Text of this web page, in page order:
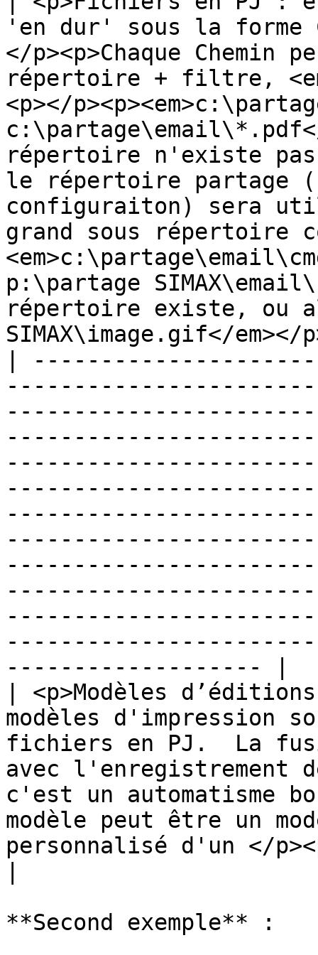
'en dur' sous la forme
</p><p>Chaque
répertoire + filtre,
<p></
c:\partage\email\*.pdf</
répertoire n'existe
le répertoire partage
configuraiton) sera
grand sous répertoire
p:\partage
répertoire existe, ou
SIMAX\image.gif</em></
|
------------------- |
| <p>Modèles
modèles d'impression
fichiers en PJ.  La
avec l'enregistrement
c'est un automatisme
modèle peut être un
personnalisé d'un </
**Second exemple** :